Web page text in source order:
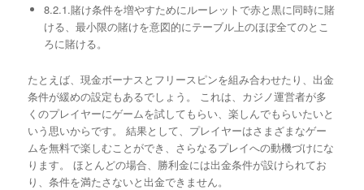
8.2.1.賭け条件を増やすためにルーレットで赤と黒に同時に賭
ける、最小限の賭けを意図的にテーブル上のほぼ全てのとこ
ろに賭ける。
たとえば、現金ボーナスとフリースピンを組み合わせたり、出金
条件が緩めの設定もあるでしょう。 これは、カジノ運営者が多
くのプレイヤーにゲームを試してもらい、楽しんでもらいたいと
いう思いからです。 結果として、プレイヤーはさまざまなゲー
ムを無料で楽しむことができ、さらなるプレイへの動機づけにな
ります。 ほとんどの場合、勝利金には出金条件が設けられてお
り、条件を満たさないと出金できません。